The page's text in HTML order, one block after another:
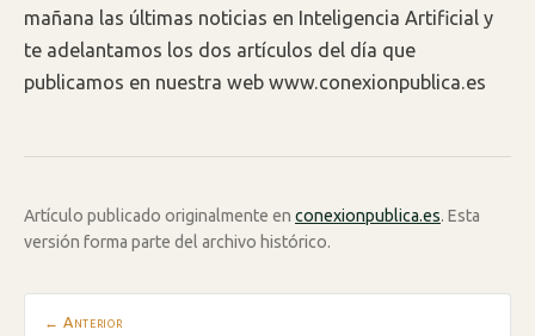
mañana las últimas noticias en Inteligencia Artificial y
te adelantamos los dos artículos del día que
publicamos en nuestra web www.conexionpublica.es
Artículo publicado originalmente en conexionpublica.es. Esta
versión forma parte del archivo histórico.
← Anterior